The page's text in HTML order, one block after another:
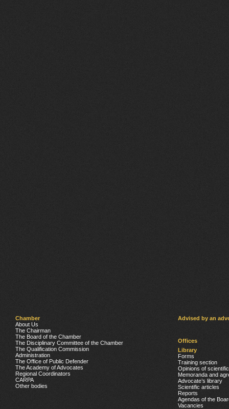
Chamber
About Us
The Chairman
The Board of the Chamber
The Disciplinary Committee of the Chamber
The Qualification Commission
Administration
The Office of Public Defender
The Academy of Advocates
Regional Coordinators
CARPA
Other bodies
Advised by an
Offices
Library
Forms
Training section
Opinions of
Memoranda and
Advocate’s library
Scientific articles
Reports
Agendas of the
Vacancies